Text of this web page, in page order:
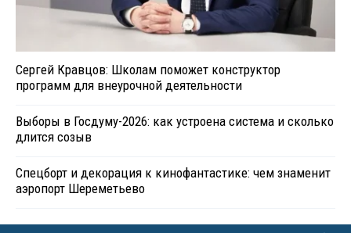
Сергей Кравцов: Школам поможет конструктор
программ для внеурочной деятельности
Выборы в Госдуму-2026: как устроена система и сколько
длится созыв
Спецборт и декорация к кинофантастике: чем знаменит
аэропорт Шереметьево